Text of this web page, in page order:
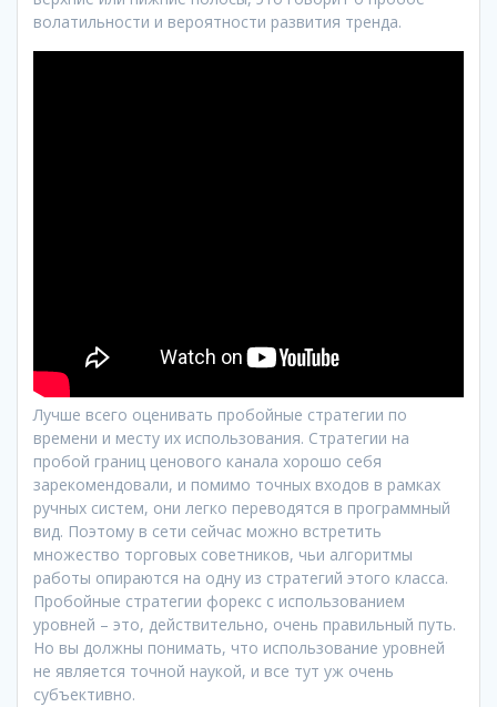
волатильности и вероятности развития тренда.
Лучше всего оценивать пробойные стратегии по
времени и месту их использования. Стратегии на
пробой границ ценового канала хорошо себя
зарекомендовали, и помимо точных входов в рамках
ручных систем, они легко переводятся в программный
вид. Поэтому в сети сейчас можно встретить
множество торговых советников, чьи алгоритмы
работы опираются на одну из стратегий этого класса.
Пробойные стратегии форекс с использованием
уровней – это, действительно, очень правильный путь.
Но вы должны понимать, что использование уровней
не является точной наукой, и все тут уж очень
субъективно.